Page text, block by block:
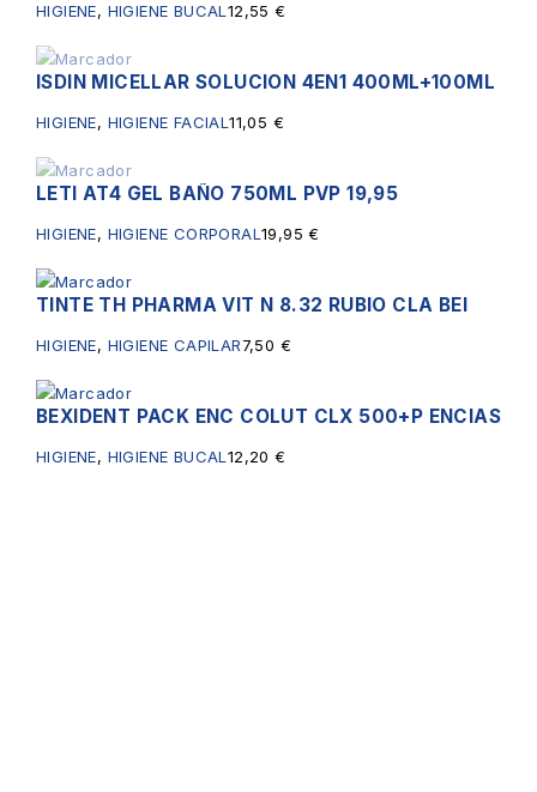
HIGIENE, HIGIENE BUCAL 12,55€
Sin existencias
ISDIN MICELLAR SOLUCION 4EN1 400ML+100ML
HIGIENE, HIGIENE FACIAL11,05 €
Sin existencias
LETI AT4 GEL BAÑO 750ML PVP 19,95
HIGIENE, HIGIENE CORPORAL19,95€
TINTE TH PHARMA VIT N 8.32 RUBIO CLA BEI
HIGIENE, HIGIENE CAPILAR7,50 €
BEXIDENT PACK ENC COLUT CLX 500+P ENCIAS
HIGIENE, HIGIENE BUCAL 12,20€